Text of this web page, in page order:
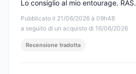
Pubblicato il 21/06/2026 à 09h48
a seguito di un acquisto di 16/06/2026
Lo consiglio al mio entourage. RAS.
Recensione tradotta